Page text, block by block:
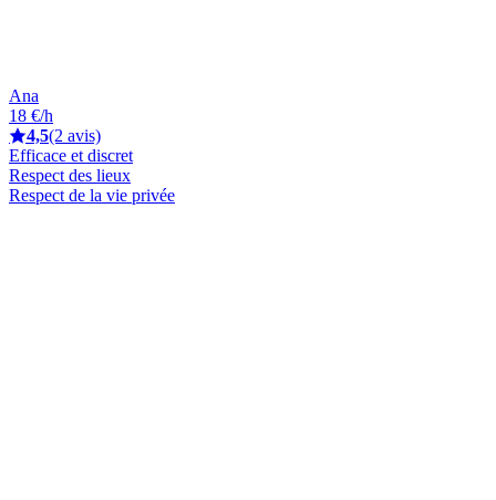
Ana
18 €/h
4,5(2 avis)
Efficace et discret
Respect des lieux
Respect de la vie privée